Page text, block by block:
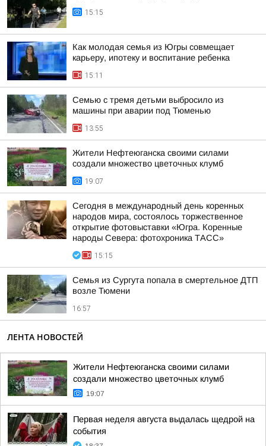
15:15
Как молодая семья из Югры совмещает
карьеру, ипотеку и воспитание ребенка
15:11
Семью с тремя детьми выбросило из
машины при аварии под Тюменью
13:55
Жители Нефтеюганска своими силами
создали множество цветочных клумб
19:07
Сегодня в международный день коренных
народов мира, состоялось торжественное
открытие фотовыставки «Югра. Коренные
народы Севера: фотохроника ТАСС»
15:15
Семья из Сургута попала в смертельное ДТП
возле Тюмени
16:57
ЛЕНТА НОВОСТЕЙ
Жители Нефтеюганска своими силами
создали множество цветочных клумб
19:07
Первая неделя августа выдалась щедрой на
события